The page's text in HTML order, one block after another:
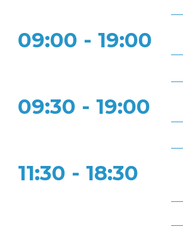
09:00 - 19:00
09:30 - 19:00
11:30 - 18:30